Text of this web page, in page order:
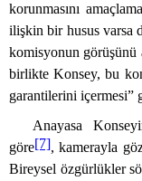
korunmasını
ilişkin bir husus varsa
komisyonun görüşünü
birlikte Konsey, bu
garantilerini içermesi”
Anayasa
göre[7], kamerayla
Bireysel özgürlükler